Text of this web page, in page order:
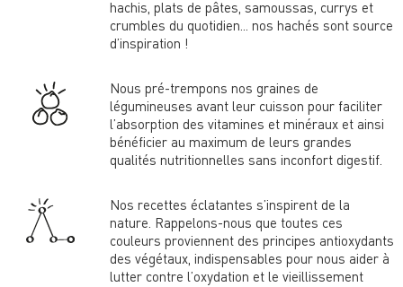
hachis, plats de pâtes, samoussas, currys et
crumbles du quotidien... nos hachés sont source
d’inspiration !
Nous pré-trempons nos graines de
légumineuses avant leur cuisson pour faciliter
l’absorption des vitamines et minéraux et ainsi
bénéficier au maximum de leurs grandes
qualités nutritionnelles sans inconfort digestif.
Nos recettes éclatantes s’inspirent de la
nature. Rappelons-nous que toutes ces
couleurs proviennent des principes antioxydants
des végétaux, indispensables pour nous aider à
lutter contre l’oxydation et le vieillissement